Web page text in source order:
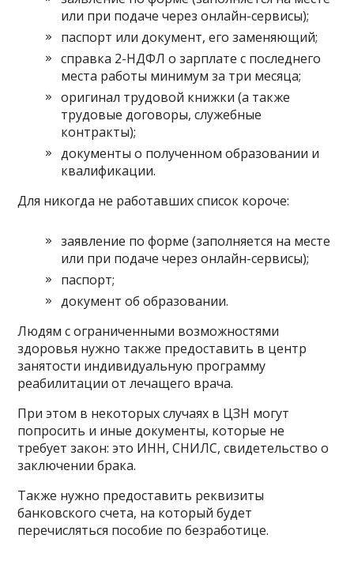
или при подаче через онлайн-сервисы);
паспорт или документ, его заменяющий;
справка 2-НДФЛ о зарплате с последнего
места работы минимум за три месяца;
оригинал трудовой книжки (а также
трудовые договоры, служебные
контракты);
документы о полученном образовании и
квалификации.
Для никогда не работавших список короче:
заявление по форме (заполняется на месте
или при подаче через онлайн-сервисы);
паспорт;
документ об образовании.
Людям с ограниченными возможностями
здоровья нужно также предоставить в центр
занятости индивидуальную программу
реабилитации от лечащего врача.
При этом в некоторых случаях в ЦЗН могут
попросить и иные документы, которые не
требует закон: это ИНН, СНИЛС, свидетельство о
заключении брака.
Также нужно предоставить реквизиты
банковского счета, на который будет
перечисляться пособие по безработице.